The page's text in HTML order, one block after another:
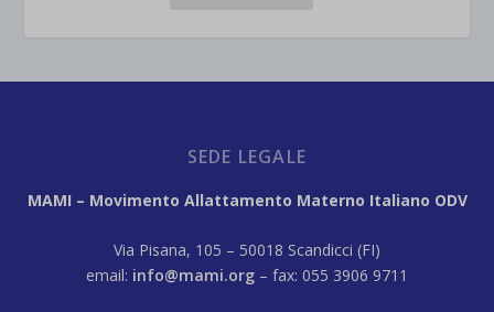
SEDE LEGALE
MAMI – Movimento Allattamento Materno Italiano ODV
Via Pisana, 105 – 50018 Scandicci (FI)
email: info@mami.org – fax: 055 3906 9711